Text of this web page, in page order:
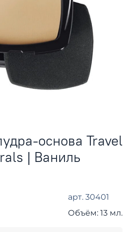
арт. 30401
Объём: 13 мл.
основа Travel
| Ваниль